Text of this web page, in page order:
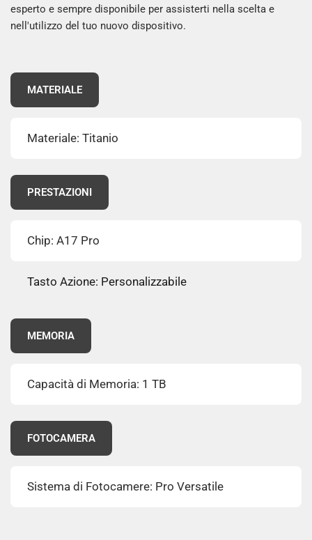
esperto e sempre disponibile per assisterti nella scelta e
nell'utilizzo del tuo nuovo dispositivo.
MATERIALE
Materiale: Titanio
PRESTAZIONI
Chip: A17 Pro
Tasto Azione: Personalizzabile
MEMORIA
Capacità di Memoria: 1 TB
FOTOCAMERA
Sistema di Fotocamere: Pro Versatile